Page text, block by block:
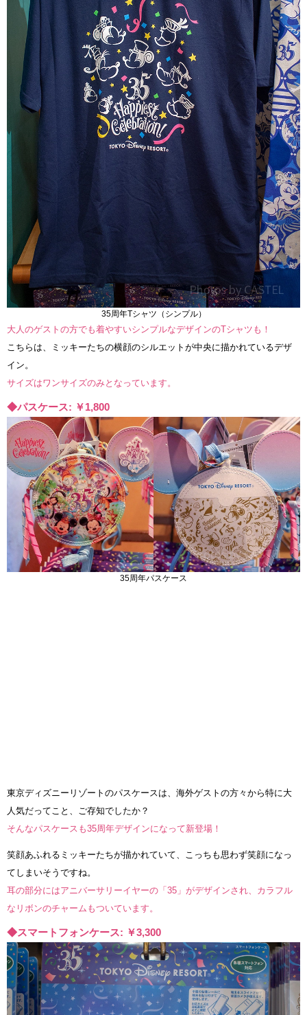
35周年Tシャツ（シンプル）
大人のゲストの方でも着やすいシンプルなデザインのTシャツも！
こちらは、ミッキーたちの横顔のシルエットが中央に描かれているデザ
イン。
サイズはワンサイズのみとなっています。
◆パスケース: ￥1,800
35周年パスケース
東京ディズニーリゾートのパスケースは、海外ゲストの方々から特に大
人気だってこと、ご存知でしたか？
そんなパスケースも35周年デザインになって新登場！
笑顔あふれるミッキーたちが描かれていて、こっちも思わず笑顔になっ
てしまいそうですね。
耳の部分にはアニバーサリーイヤーの「35」がデザインされ、カラフル
なリボンのチャームもついています。
◆スマートフォンケース: ￥3,300